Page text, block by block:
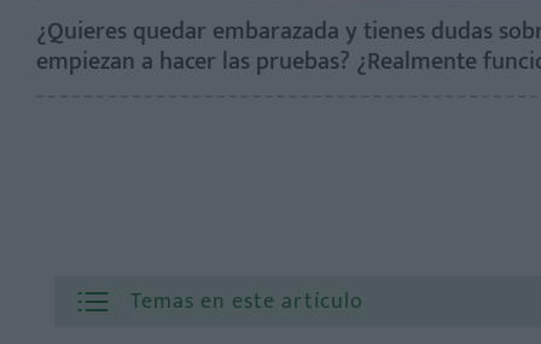
¿Quieres quedar embarazada y tienes dudas
empiezan a hacer las pruebas? ¿Realmente
Temas en este artículo